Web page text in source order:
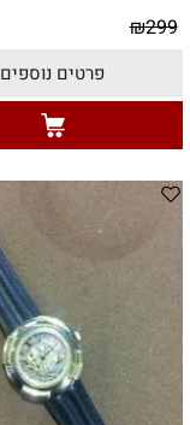
₪299
פרטים נוספים